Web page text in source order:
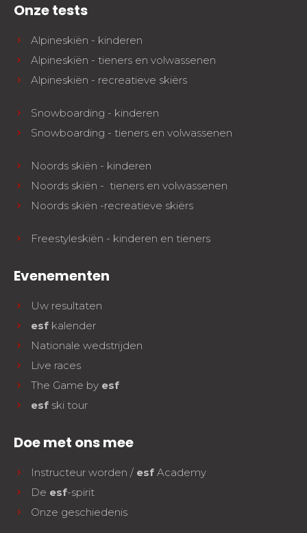
Onze tests
Alpineskiën - kinderen
Alpineskiën - tieners en volwassenen
Alpineskiën - recreatieve skiërs
Snowboarding - kinderen
Snowboarding - tieners en volwassenen
Noords skiën - kinderen
Noords skiën - tieners en volwassenen
Noords skiën -recreatieve skiërs
Freestyleskiën - kinderen en tieners
Evenementen
Uw resultaten
esf kalender
Nationale wedstrijden
Live races
The Game by esf
esf ski tour
Doe met ons mee
Instructeur worden / esf Academy
De esf-spirit
Onze geschiedenis